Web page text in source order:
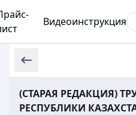
Видеоинструкция
(СТАРАЯ РЕДАКЦИЯ)
РЕСПУБЛИКИ